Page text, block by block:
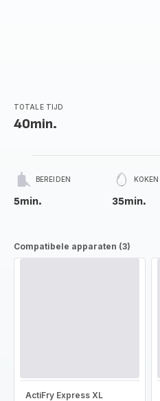
TOTALE TIJD
40min.
BEREIDEN
5min.
KOKEN
35min.
Compatibele apparaten (3)
ActiFry Express XL